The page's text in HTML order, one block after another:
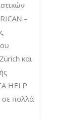
–
και
HELP
σε πολλά